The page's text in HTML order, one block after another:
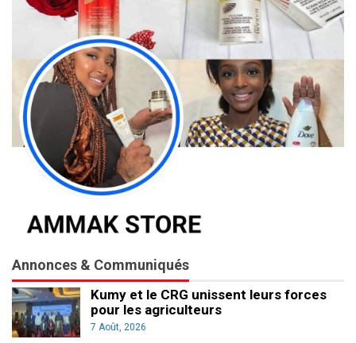
Annonces & Communiqués
Kumy et le CRG unissent leurs forces
pour les agriculteurs
7 Août, 2026